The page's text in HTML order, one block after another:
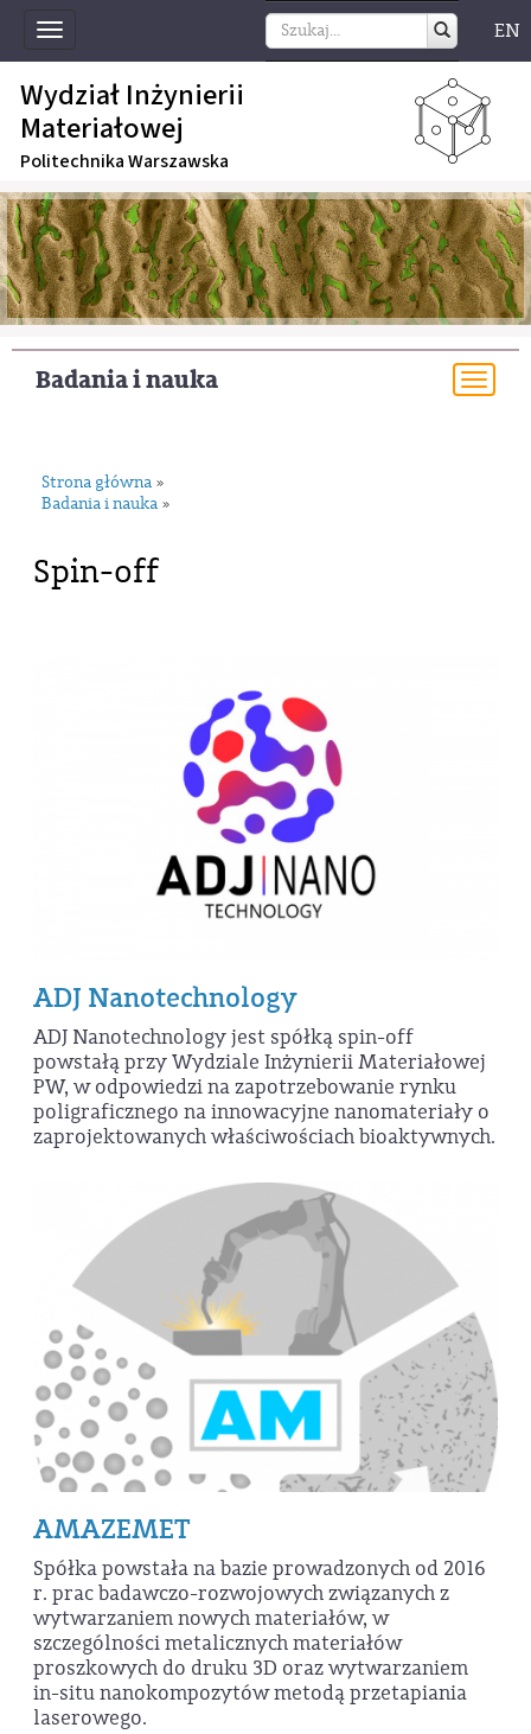
Toggle
navigation
EN
Wydział Inżynierii
Materiałowej
Politechnika Warszawska
Badania i nauka
Strona główna »
Badania i nauka »
Spin-off
ADJ Nanotechnology
ADJ Nanotechnology jest spółką spin-off
powstałą przy Wydziale Inżynierii Materiałowej
PW, w odpowiedzi na zapotrzebowanie rynku
poligraficznego na innowacyjne nanomateriały o
zaprojektowanych właściwościach bioaktywnych.
AMAZEMET
Spółka powstała na bazie prowadzonych od 2016
r. prac badawczo-rozwojowych związanych z
wytwarzaniem nowych materiałów, w
szczególności metalicznych materiałów
proszkowych do druku 3D oraz wytwarzaniem
in-situ nanokompozytów metodą przetapiania
laserowego.